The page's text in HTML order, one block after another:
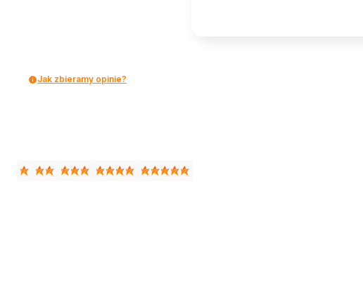
Jak zbieramy opinie?